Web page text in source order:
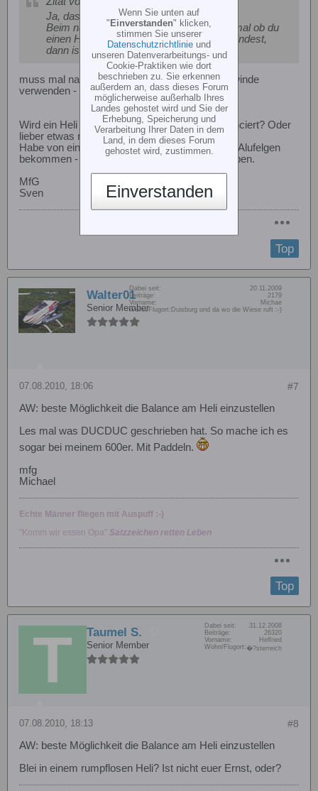
Ja, das geht auch!
Beim nächsen Baumarkt Besuch schau mal ob du
einen Haken mit ich denke M2 Gewinde findest,
dann ist es perfekt!
muss mal nachgucken was die Asiaten für Gewinde
verwenden - glaube nix metrisches.
Wird ein Heli eigentlich genau waagerecht balanciert? Oder
lieber etwas mehr auf die Nase?
Habe von einem Bekannten KlebeGewichte für Alufelgen
bekommen - die will ich in die HaubenNase kleben.
MfG
Sven
Top
Walter01
Senior Member
Dabei seit:
20.11.2009
Beiträge:
2179
Vorname:
Michae
Wohn/Flugort: Duisburg und da wo die Wiese ruft :-)
#7
07.08.2010, 18:06
AW: beste Möglichkeit die Balance am Heli einzustellen
Les mal was DUCDUC geschrieben hat. So mache ich es
sogar bei meinem 600er. Mit Paddeln.
mfg
Michael
Echte Männer fliegen mit Auspuff :-)
"Komm wir essen Opa" Satzzeichen retten Leben
Top
Taumel S.
Senior Member
Dabei seit:
31.12.2008
Beiträge:
26320
Vorname:
Helfried
Wohn/Flugort: �?sterreich
#8
07.08.2010, 18:13
AW: beste Möglichkeit die Balance am Heli einzustellen
Blei in einem rumpflosen Heli? Ist nicht euer Ernst, oder?
Wenn Sie unten auf
"Einverstanden" klicken,
stimmen Sie unserer
Datenschutzrichtlinie und
unseren Datenverarbeitungs- und
Cookie-Praktiken wie dort
beschrieben zu. Sie erkennen
außerdem an, dass dieses Forum
möglicherweise außerhalb Ihres
Landes gehostet wird und Sie der
Erhebung, Speicherung und
Verarbeitung Ihrer Daten in dem
Land, in dem dieses Forum
gehostet wird, zustimmen.
Einverstanden